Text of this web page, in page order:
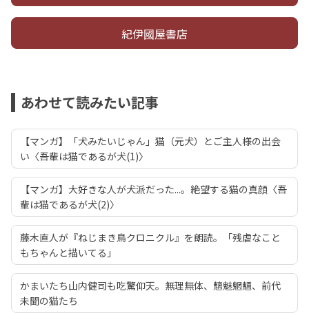
紀伊國屋書店
あわせて読みたい記事
【マンガ】「犬みたいじゃん」猫（元犬）とご主人様の出会
い〈吾輩は猫であるが犬(1)〉
【マンガ】大好きな人が犬派だった...。絶望する猫の真顔〈吾
輩は猫であるが犬(2)〉
藤木直人が『ねじまき鳥クロニクル』を朗読。「残虐なこと
もちゃんと描いてる」
かまいたち山内健司も吃驚仰天。無理無体、魑魅魍魎、前代
未聞の猫たち